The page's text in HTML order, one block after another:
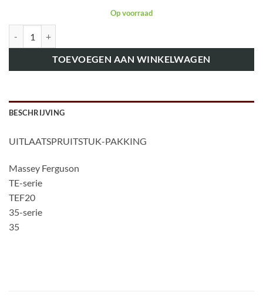
Op voorraad
TOEVOEGEN AAN WINKELWAGEN
BESCHRIJVING
UITLAATSPRUITSTUK-PAKKING
Massey Ferguson
TE-serie
TEF20
35-serie
35